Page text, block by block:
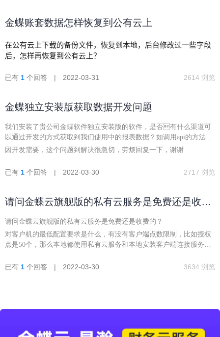
金蝶账套数据怎样恢复到公有云上
在公有云上下载的备份文件，恢复到本地，后台修改过一些字段
后，怎样再恢复到公有云上？
已有 1 个回答 | 2022-03-31 2614 浏览
金蝶独立安装版获取数据开发问题
我们安装了贵公司金蝶软件独立安装版的软件，是否有什么渠道可
以通过开发的方式获取到我们使用中的报表数据？如调用api的方法？
贵公司官网 - 开发文档 - 的http://open.kisdee.com/wiki/index.php?
因开发需要，这个问题到解决很急切，劳烦回复一下，谢谢
已有 1 个回答 | 2022-03-30 2717 浏览
请问金蝶云旗舰版的私有云服务是免费还是收费
的？
请问金蝶云旗舰版的私有云服务是免费还是收费的？
对客户机的最低配置要求是什么，有没有客户端点数限制，比如授权
点是50个，那么本地都使用私有云服务和本地安装客户端连接服务器
已有 1 个回答 | 2022-03-30 3634 浏览